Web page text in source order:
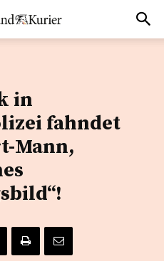
in
fahndet
Mann,